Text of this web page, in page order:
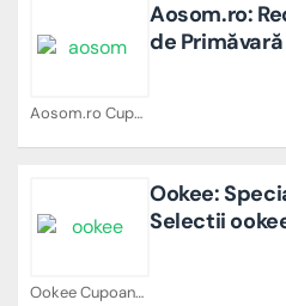
Aosom.ro Cupoane
Aosom.ro:
de Primăvară
Ookee Cupoane
Ookee:
Selectii